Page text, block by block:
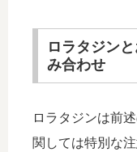
ロラタジン
み合わせ
ロラタジンは前
関しては特別な